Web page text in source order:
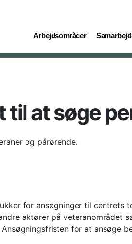
Arbejdsområder
(current) (current)
til at søge
og pårørende.
for ansøgninger til centrets
aktører på veteranområdet
for at ansøge